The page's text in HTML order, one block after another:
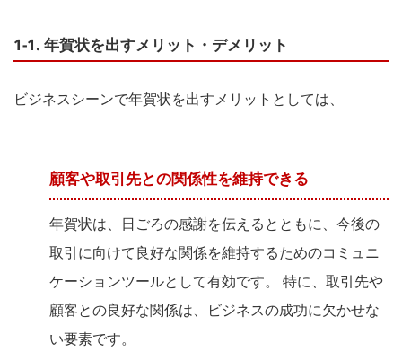
1-1. 年賀状を出すメリット・デメリット
ビジネスシーンで年賀状を出すメリットとしては、
顧客や取引先との関係性を維持できる
年賀状は、日ごろの感謝を伝えるとともに、今後の
取引に向けて良好な関係を維持するためのコミュニ
ケーションツールとして有効です。 特に、取引先や
顧客との良好な関係は、ビジネスの成功に欠かせな
い要素です。